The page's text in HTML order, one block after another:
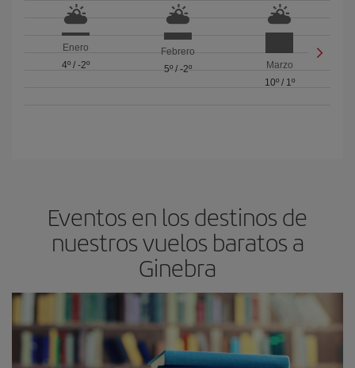
Enero
4º/ -2º
Febrero
5º/ -2º
Marzo
10º/ 1º
Eventos en los destinos de
nuestros vuelos baratos a
Ginebra